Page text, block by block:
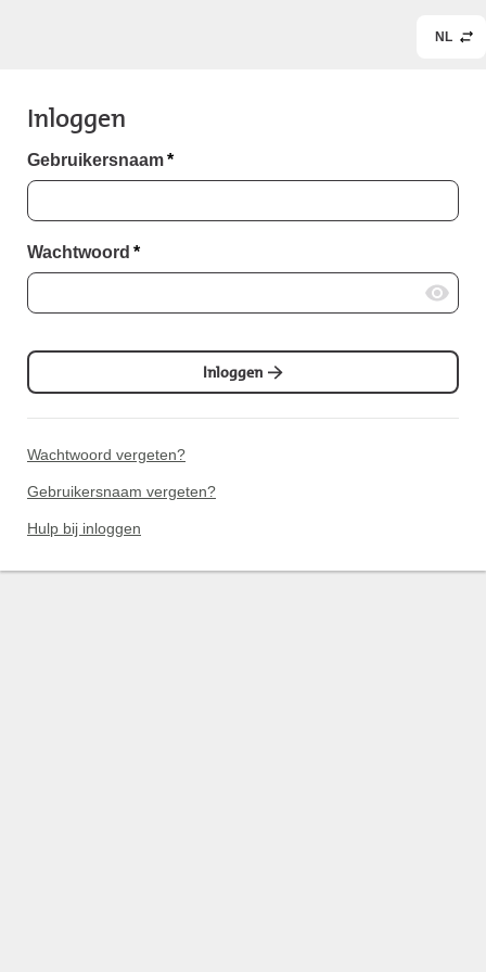
NL
Inloggen
Gebruikersnaam*
Wachtwoord *
Inloggen
Wachtwoord vergeten?
Gebruikersnaam vergeten?
Hulp bij inloggen